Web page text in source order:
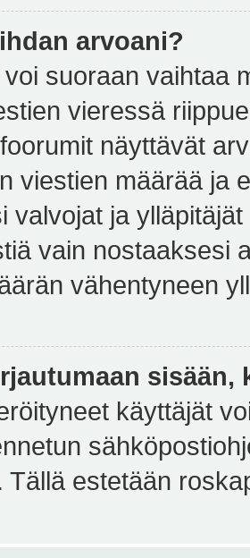
arvoani?
suoraan vaihtaa
vieressä
näyttävät
viestien määrää ja
valvojat ja
vain nostaaksesi
vähentyneen
sisään,
käyttäjät
Tällä estetään